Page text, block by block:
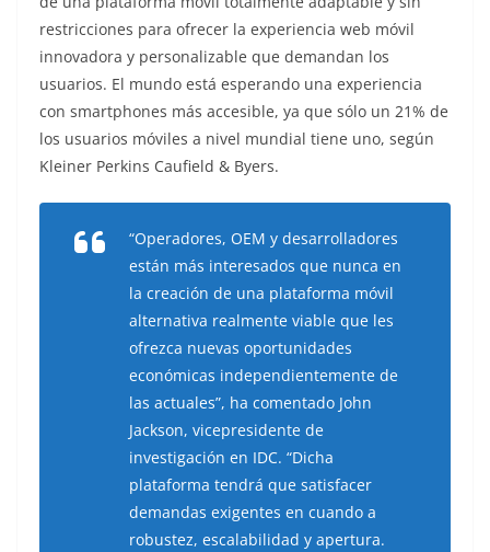
restricciones para ofrecer la experiencia web móvil
innovadora y personalizable que demandan los
usuarios. El mundo está esperando una experiencia
con smartphones más accesible, ya que sólo un 21% de
los usuarios móviles a nivel mundial tiene uno, según
Kleiner Perkins Caufield & Byers.
“Operadores, OEM y desarrolladores
están más interesados que nunca en
la creación de una plataforma móvil
alternativa realmente viable que les
ofrezca nuevas oportunidades
económicas independientemente de
las actuales”, ha comentado John
Jackson, vicepresidente de
investigación en IDC. “Dicha
plataforma tendrá que satisfacer
demandas exigentes en cuando a
robustez, escalabilidad y apertura.